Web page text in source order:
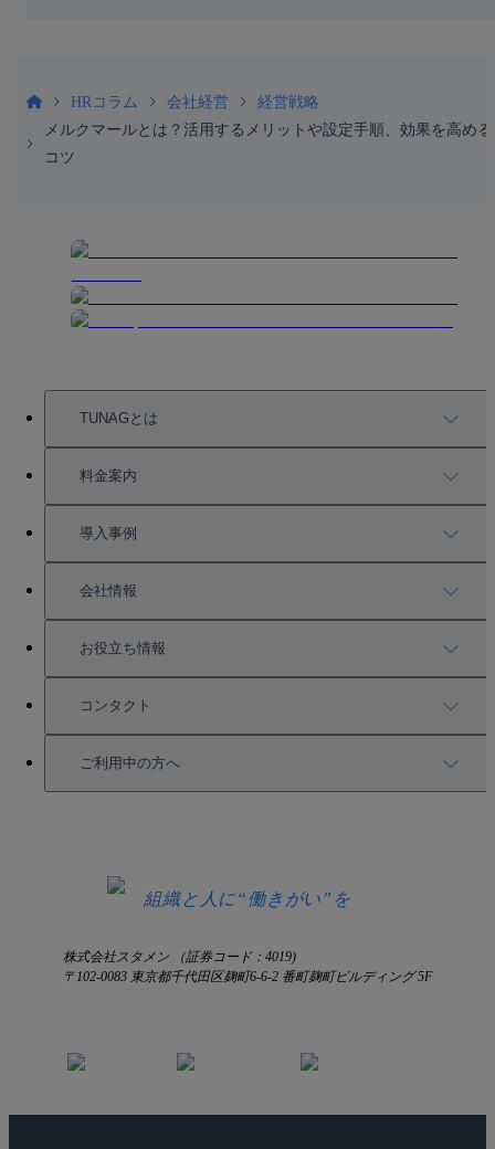
HRコラム 会社経営
経営戦略
メルクマールとは？活用するメリットや設定手順、効果を高める
コツ
TUNAGとは
TUNAGの特徴
機能一覧
充実したサポート
料金案内
料金案内
導入事例
導入事例
活用方法
会社情報
会社情報
お役立ち情報
お役立ち資料一覧
セミナー情報
コンタクト
サービス資料請求
ご利用中の方へ
組織と人に“働きがい”を
株式会社スタメン （証券コード：4019)
〒102-0083 東京都千代田区麹町6-6-2 番町麹町ビルディング 5F